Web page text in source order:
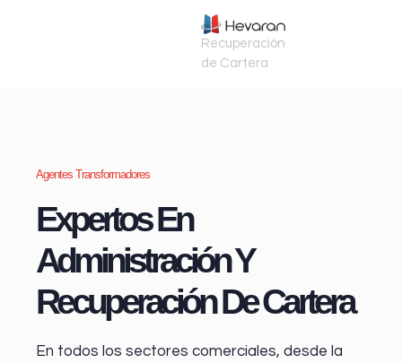
Recuperación
de Cartera
Agentes Transformadores
Expertos En
Administración Y
Recuperación De Cartera
En todos los sectores comerciales, desde la